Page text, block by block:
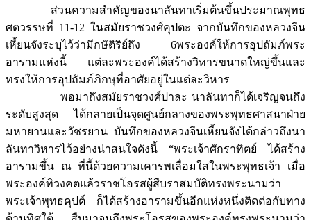
ส่วนความสำคัญของนาลันทาเริ่มต้นขึ้นประมาณพุทธ
ศตวรรษที่ 11-12 ในสมัยราชวงศ์คุปตะ จากบันทึกของหลวงจีน
เหี้ยนจังระบุไว้ว่ามีกษัติริย์ถึง 6พระองค์ให้การอุปถัมภ์พระ
อารามแห่งนี้ แต่ละพระองค์ได้สร้างวิหารขนาดใหญ่ขึ้นและ
ทรงให้การอุปถัมภ์ภิกษุที่อาศัยอยู่ในแต่ละวิหาร
พอมาถึงสมัยราชวงศ์ปาละ นาลันทาก็ได้เจริญจนถึง
ระดับสูงสุด ได้กลายเป็นจุดศูนย์กลางของพระพุทธศาสนาฝ่าย
มหายานและวัชรยาน บันทึกของหลวงจีนเหี้ยนจังได้กล่าวถึงนา
ลันทาวิหารไว้อย่างน่าสนใจดังนี้ “พระเจ้าศักราทิตย์ ได้สร้าง
อารามขึ้น ณ ที่นี้ด้วยความเคารพเลื่อมใสในพระพุทธเจ้า เมื่อ
พระองค์ทิวงคตแล้วราชโอรสผู้สืบราสมบัติทรงพระนามว่า
พระเจ้าพุทธคุปต์ ก็ได้สร้างอารามขึ้นอีกแห่งหนึ่งติดต่อกับทาง